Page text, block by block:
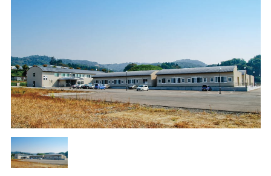
エコウェーブ
タイマルーフ T型
カナメ一文字葺き
Vi65 PLUS
Vi75・Vi125
Viカバー50
換気棟システム
換気棟システム
デザイン軒樋
カナメシャープ樋
ダウンロード
お問い合わせ